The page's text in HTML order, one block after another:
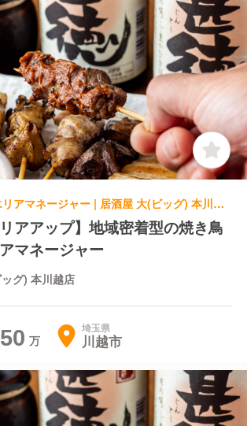
焼き鳥, 居酒屋 | エリアマネージャー | 居酒屋 大(ビッグ) 本川越店
リアアップ】地域密着型の焼き鳥
マネージャー
グ) 本川越店
埼玉県
川越市